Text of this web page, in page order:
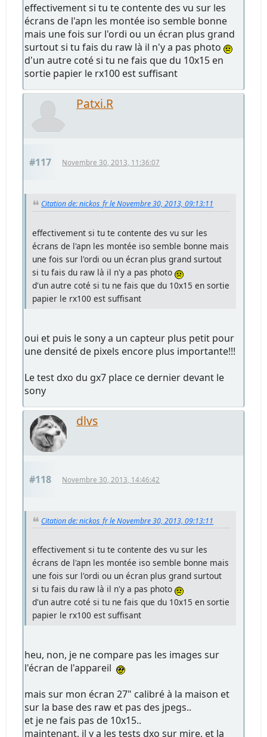
effectivement si tu te contente des vu sur les
écrans de l'apn les montée iso semble bonne
mais une fois sur l'ordi ou un écran plus grand
surtout si tu fais du raw là il n'y a pas photo
d'un autre coté si tu ne fais que du 10x15 en
sortie papier le rx100 est suffisant
Patxi.R
#117 Novembre 30, 2013, 11:36:07
Citation de: nickos_fr le Novembre 30, 2013, 09:13:11
effectivement si tu te contente des vu sur les
écrans de l'apn les montée iso semble bonne mais
une fois sur l'ordi ou un écran plus grand surtout
si tu fais du raw là il n'y a pas photo
d'un autre coté si tu ne fais que du 10x15 en sortie
papier le rx100 est suffisant
oui et puis le sony a un capteur plus petit pour
une densité de pixels encore plus importante!!!
Le test dxo du gx7 place ce dernier devant le
sony
dlvs
#118 Novembre 30, 2013, 14:46:42
Citation de: nickos_fr le Novembre 30, 2013, 09:13:11
effectivement si tu te contente des vu sur les
écrans de l'apn les montée iso semble bonne mais
une fois sur l'ordi ou un écran plus grand surtout
si tu fais du raw là il n'y a pas photo
d'un autre coté si tu ne fais que du 10x15 en sortie
papier le rx100 est suffisant
heu, non, je ne compare pas les images sur
l'écran de l'appareil
mais sur mon écran 27" calibré à la maison et
sur la base des raw et pas des jpegs..
et je ne fais pas de 10x15..
maintenant, il y a les tests dxo sur mire, et la